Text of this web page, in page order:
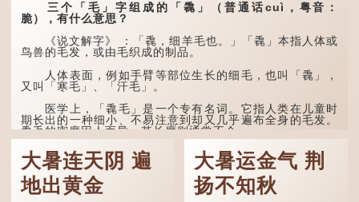
三个「毛」字组成的「毳」（普通话cuì，粤音：
脆），有什么意思？
《说文解字》 ：「毳，细羊毛也。」「毳」本指人体或
鸟兽的毛发，或由毛织成的制品。
人体表面，例如手臂等部位生长的细毛，也叫「毳」，
又叫「寒毛」、「汗毛」。
医学上，「毳毛」是一个专有名词。它指人类在儿童时
期长出的一种细小、不易注意到却又几乎遍布全身的毛发。
毳毛的密度因人而异，其长度则通常不会...
大暑连天阴 遍
地出黄金
大暑运金气 荆
扬不知秋